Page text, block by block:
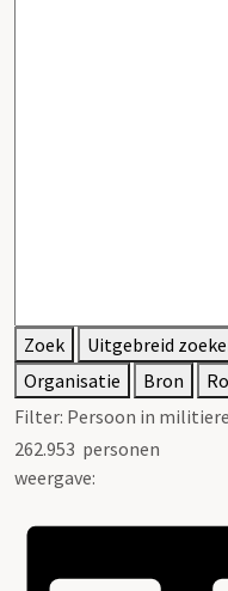
Zoek
Uitgebreid
Organisatie
Bron
Filter: Persoon in
262.953 personen
weergave: